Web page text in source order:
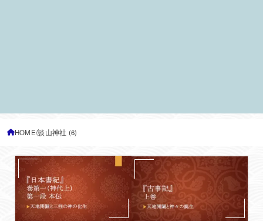
HOME 談山神社 (6)